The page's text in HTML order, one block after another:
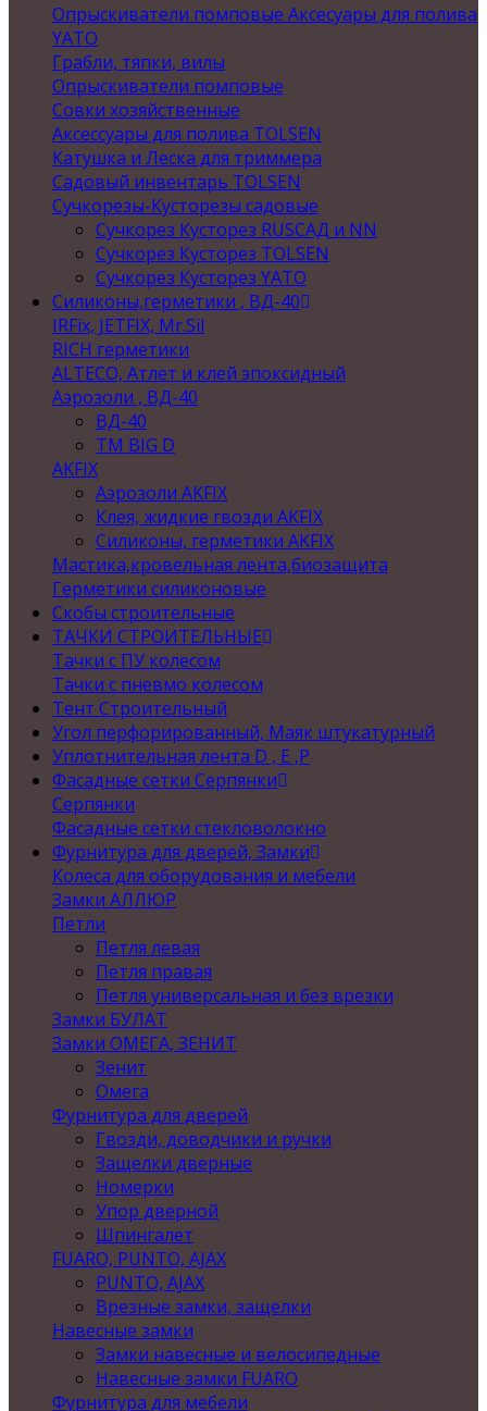
Опрыскиватели помповые Аксесуары для полива
YATO
Грабли, тяпки, вилы
Опрыскиватели помповые
Совки хозяйственные
Аксессуары для полива TOLSEN
Катушка и Леска для триммера
Садовый инвентарь TOLSEN
Сучкорезы-Кусторезы садовые
Сучкорез Кусторез RUSСАД и NN
Сучкорез Кусторез TOLSEN
Сучкорез Кусторез YATO
Силиконы,герметики , ВД-40
IRFix, JETFIX, Mr.Sil
RICH герметики
ALTECO, Атлет и клей эпоксидный
Аэрозоли , ВД-40
ВД-40
TM BIG D
AKFIX
Аэрозоли AKFIX
Клея, жидкие гвозди AKFIX
Силиконы, герметики AKFIX
Мастика,кровельная лента,биозащита
Герметики силиконовые
Скобы строительные
ТАЧКИ СТРОИТЕЛЬНЫЕ
Тачки с ПУ колесом
Тачки с пневмо колесом
Тент Строительный
Угол перфорированный, Маяк штукатурный
Уплотнительная лента D , Е ,P
Фасадные сетки Серпянки
Серпянки
Фасадные сетки стекловолокно
Фурнитура для дверей, Замки
Колеса для оборудования и мебели
Замки АЛЛЮР
Петли
Петля левая
Петля правая
Петля универсальная и без врезки
Замки БУЛАТ
Замки ОМЕГА, ЗЕНИТ
Зенит
Омега
Фурнитура для дверей
Гвозди, доводчики и ручки
Защелки дверные
Номерки
Упор дверной
Шпингалет
FUARO, PUNTO, AJAX
PUNTO, AJAX
Врезные замки, защелки
Навесные замки
Замки навесные и велосипедные
Навесные замки FUARO
Фурнитура для мебели